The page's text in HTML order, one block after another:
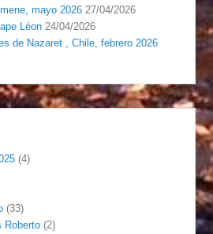
mayo 2026 27/04/2026
Léon 24/04/2026
de Nazaret , Chile, febrero 2026
(4)
(33)
Roberto(2)